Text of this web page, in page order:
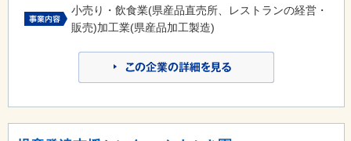
小売り・飲食業(県産品直売所、レストランの経営・
販売)加工業(県産品加工製造)